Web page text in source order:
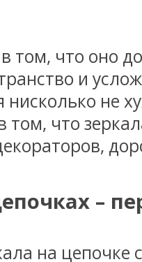
том, что оно
и
нисколько не
том, что
–
на цепочке